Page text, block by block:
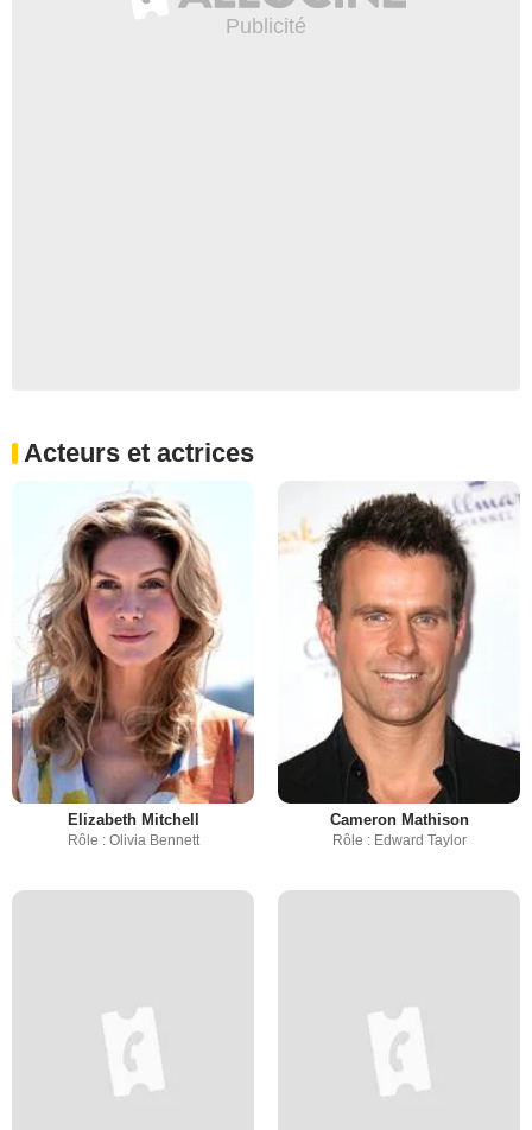
Acteurs et actrices
Elizabeth Mitchell
Rôle : Olivia Bennett
Cameron Mathison
Rôle : Edward Taylor